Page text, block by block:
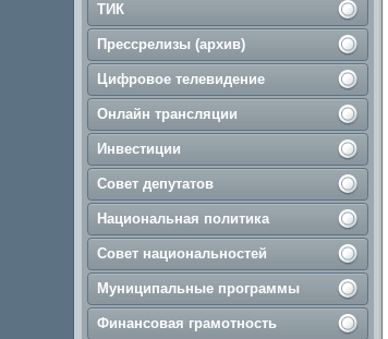
ТИК
Прессрелизы (архив)
Цифровое телевидение
Онлайн трансляции
Инвестиции
Совет депутатов
Национальная политика
Совет национальностей
Муниципальные программы
Финансовая грамотность